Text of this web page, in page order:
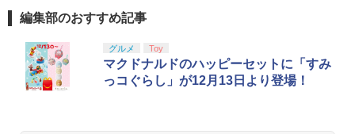
編集部のおすすめ記事
グルメ Toy
マクドナルドのハッピーセットに「すみ
っコぐらし」が12月13日より登場！